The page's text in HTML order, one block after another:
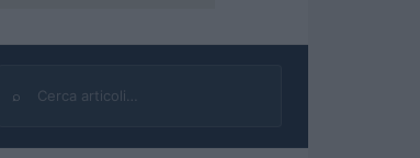
⌕
Cerca